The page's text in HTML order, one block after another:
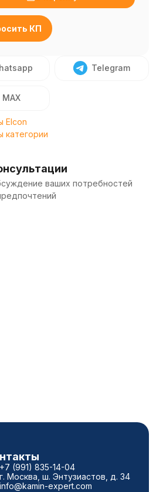
КП
Telegram
MAX
Elcon
категории
ваших потребностей
+7 (991) 835-14-04
г. Москва, ш. Энтузиастов, д. 34
info@kamin-expert.com